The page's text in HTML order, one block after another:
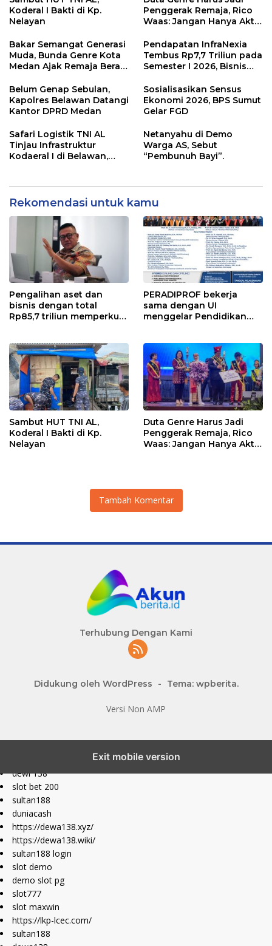
dari 90% aset jaringan
Telkom
Koderal I Bakti di Kp.
Nelayan
Penggerak Remaja, Rico
Waas: Jangan Hanya Aktif
Bakar Semangat Generasi
Muda, Bunda Genre Kota
Medan Ajak Remaja Berani
Pendapatan InfraNexia
Tembus Rp7,7 Triliun pada
Semester I 2026, Bisnis
Persen
Belum Genap Sebulan,
Kapolres Belawan Datangi
Kantor DPRD Medan
Sosialisasikan Sensus
Ekonomi 2026, BPS Sumut
Gelar FGD
Safari Logistik TNI AL
Tinjau Infrastruktur
Kodaeral I di Belawan,
Netanyahu di Demo
Warga AS, Sebut
“Pembunuh Bayi”.
Rekomendasi untuk kamu
Pengalihan aset dan
bisnis dengan total
Rp85,7 triliun memperkuat
dari 90% aset jaringan
Telkom
PERADIPROF bekerja
sama dengan UI
menggelar Pendidikan
Sambut HUT TNI AL,
Koderal I Bakti di Kp.
Nelayan
Duta Genre Harus Jadi
Penggerak Remaja, Rico
Waas: Jangan Hanya Aktif
Tambah Komentar
Terhubung Dengan Kami
Didukung oleh WordPress - Tema: wpberita.
Versi Non AMP
Exit mobile version
dewi 138
slot bet 200
sultan188
duniacash
https://dewa138.xyz/
https://dewa138.wiki/
sultan188 login
slot demo
demo slot pg
slot777
slot maxwin
https://lkp-lcec.com/
sultan188